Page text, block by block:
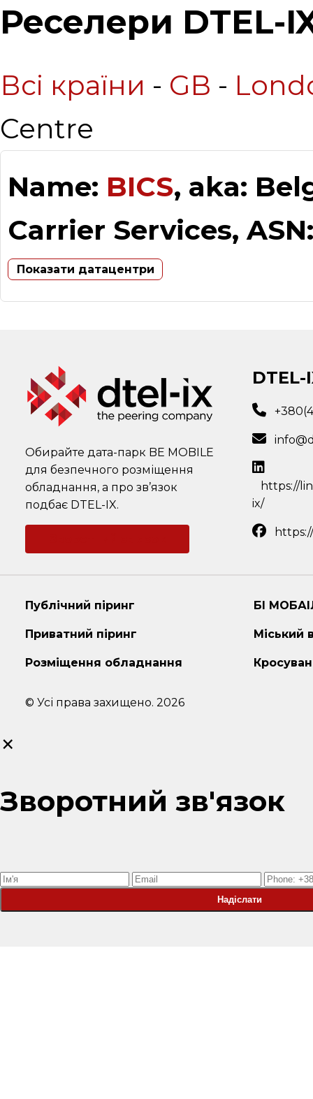
Реселери DTEL-
Всі країни - GB -
Centre
Name: BICS, aka:
Carrier Services,
Показати датацентри
Обирайте дата-парк BE MOBILE
для безпечного розміщення
обладнання, а про зв’язок
подбає DTEL-IX.
DTEL-
https://
ix/
Публічний піринг
Приватний піринг
Розміщення обладнання
БІ
Міський
© Усі права захищено. 2026
×
Зворотний зв'язок
Надіслати